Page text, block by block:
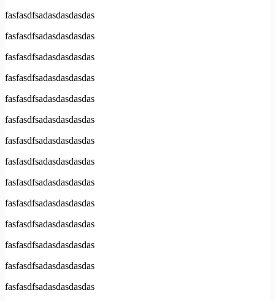
fasfasdfsadasdasdasdas
fasfasdfsadasdasdasdas
fasfasdfsadasdasdasdas
fasfasdfsadasdasdasdas
fasfasdfsadasdasdasdas
fasfasdfsadasdasdasdas
fasfasdfsadasdasdasdas
fasfasdfsadasdasdasdas
fasfasdfsadasdasdasdas
fasfasdfsadasdasdasdas
fasfasdfsadasdasdasdas
fasfasdfsadasdasdasdas
fasfasdfsadasdasdasdas
fasfasdfsadasdasdasdas